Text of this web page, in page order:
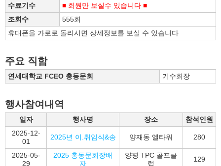
수료기수
■ 회원만 보실수 있습니다 ■
조회수
555회
휴대폰을 가로로 돌리시면 상세정보를 보실 수 있습니다
주요 직함
연세대학교 FCEO 총동문회 기수회장
행사참여내역
일자 행사명 장소
참석인원
2025-12-
01
2025년 이.취임식&송 양재동 엘타워 280
2025-05-
29
2025 총동문회장배
자
양평 TPC 골프클
럽
129